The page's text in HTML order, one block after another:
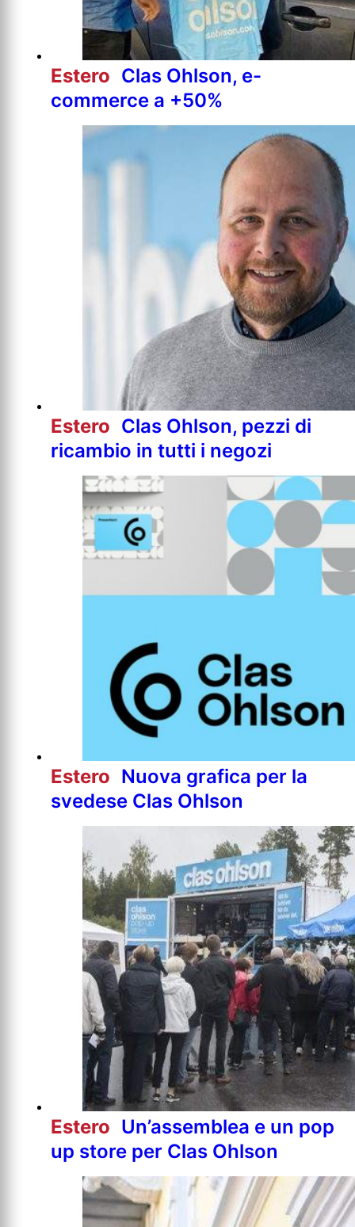
Estero Clas Ohlson, e-
commerce a +50%
Estero Clas Ohlson, pezzi di
ricambio in tutti i negozi
Estero Nuova grafica per la
svedese Clas Ohlson
Estero Un’assemblea e un pop
up store per Clas Ohlson